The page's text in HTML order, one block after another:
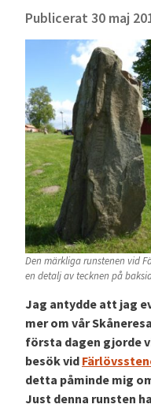
Publicerat 30 maj
Den märkliga runstenen vid
en detalj av tecknen på
Jag antydde att jag
mer om vår
första dagen gjorde
besök vid
detta påminde mig
Just denna runsten